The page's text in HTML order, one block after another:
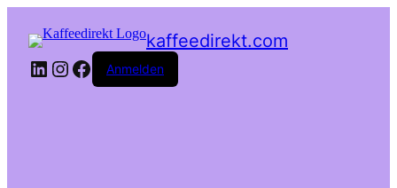
kaffeedirekt.com
LinkedIn
Instagram
Facebook
Anmelden